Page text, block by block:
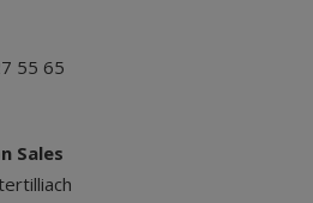
55 65
Sales